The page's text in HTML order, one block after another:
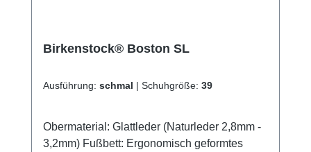
Birkenstock® Boston SL
Ausführung: schmal | Schuhgröße: 39
Obermaterial: Glattleder (Naturleder 2,8mm -
3,2mm) Fußbett: Ergonomisch geformtes